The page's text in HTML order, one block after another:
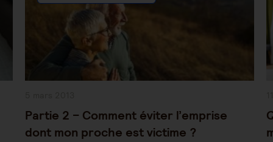
Partie 2 – Comment éviter l’emprise
dont mon proche est victime ?